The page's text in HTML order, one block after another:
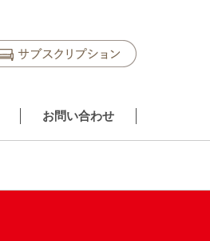
お問い合わせ